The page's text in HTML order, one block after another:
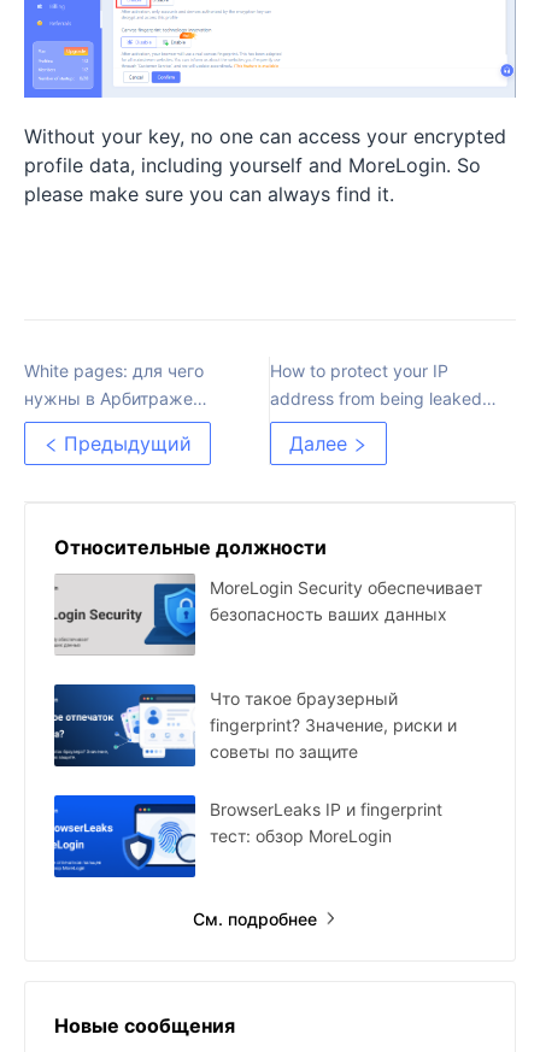
Without your key, no one can access your encrypted
profile data, including yourself and MoreLogin. So
please make sure you can always find it.
White pages: для чего
нужны в Арбитраже
трафика
Предыдущий
How to protect your IP
address from being leaked?
How to surf the Internet
safely and anonymously
Далее
Относительные должности
MoreLogin Security обеспечивает
безопасность ваших данных
Что такое браузерный
fingerprint? Значение, риски и
советы по защите
BrowserLeaks IP и fingerprint
тест: обзор MoreLogin
См. подробнее
Новые сообщения